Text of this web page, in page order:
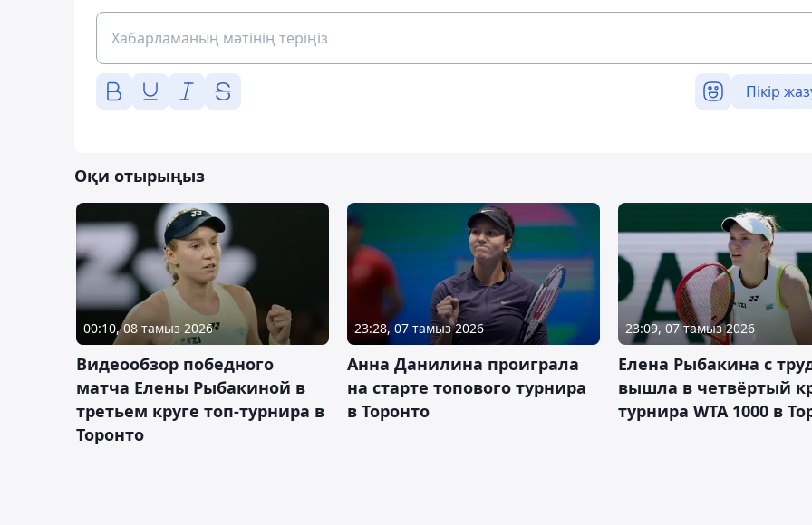
Пікір
Оқи отырыңыз
00:10, 08 тамыз 2026
Видеообзор победного
матча Елены Рыбакиной в
третьем круге топ-турнира в
Торонто
23:28, 07 тамыз 2026
Анна Данилина проиграла
на старте топового турнира
в Торонто
23:09, 07 тамыз 2026
Елена Рыбакина с
вышла в четвёртый
турнира WTA 1000 в